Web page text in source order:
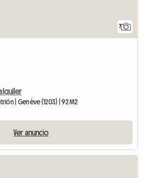
7
| Genève (1203) | 92 M2
Ver anuncio